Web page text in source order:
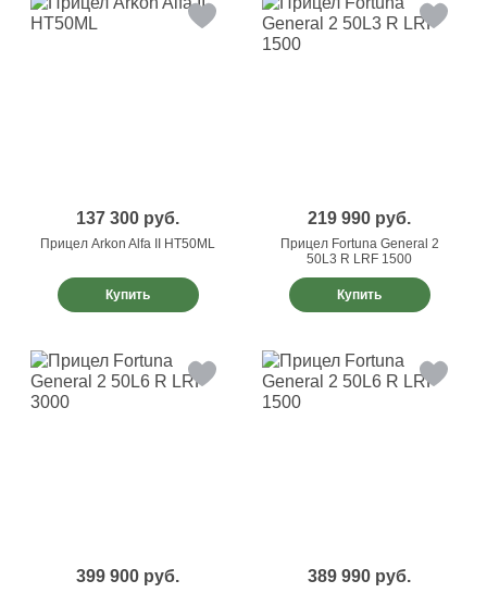
137 300 руб.
Прицел Arkon Alfa II HT50ML
Купить
219 990 руб.
Прицел Fortuna General 2
50L3 R LRF 1500
Купить
399 900 руб. 389 990 руб.